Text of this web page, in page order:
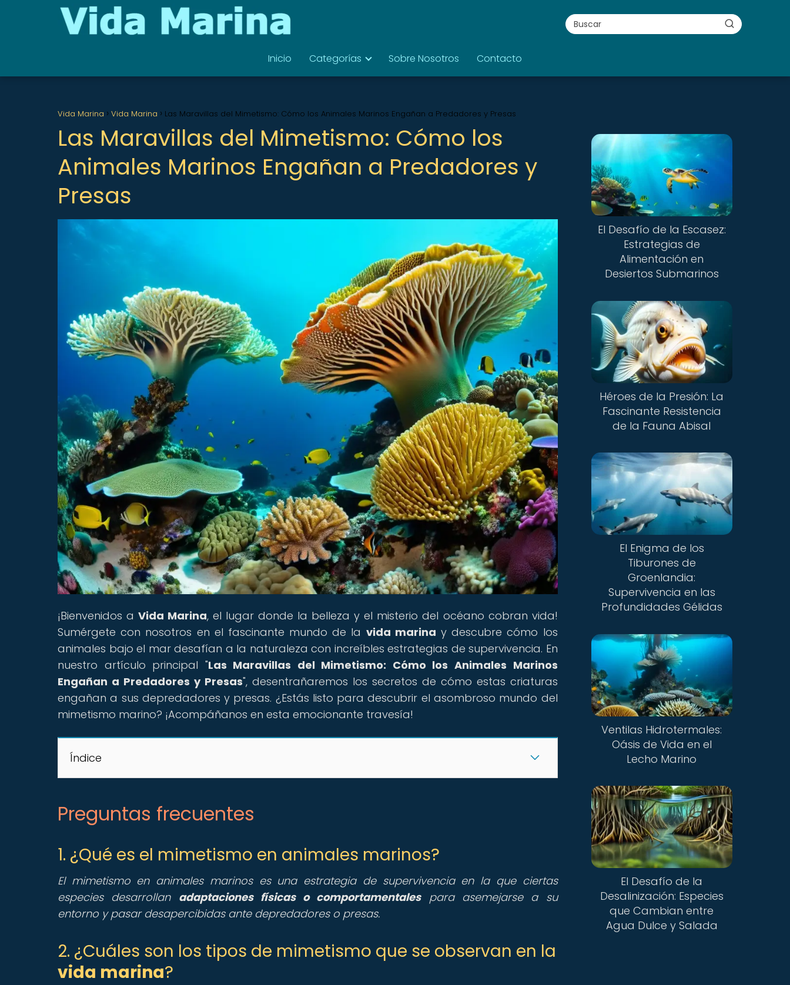
Inicio Categorías Sobre Nosotros Contacto
Vida Marina Vida Marina Las Maravillas del Mimetismo: Cómo los Animales Marinos Engañan a Predadores y Presas
Las Maravillas del Mimetismo: Cómo los
Animales Marinos Engañan a Predadores y
Presas
¡Bienvenidos aVida Marina, el lugar donde la belleza y el misterio del océano cobran vida!
Sumérgete con nosotros en el fascinante mundo de la vida marina y descubre cómo los
animales bajo el mar desafían a la naturaleza con increíbles estrategias de supervivencia. En
nuestro artículo principal "Las Maravillas del Mimetismo: Cómo los Animales Marinos
Engañan a Predadores y Presas", desentrañaremos los secretos de cómo estas criaturas
engañan a sus depredadores y presas. ¿Estás listo para descubrir el asombroso mundo del
mimetismo marino? ¡Acompáñanos en esta emocionante travesía!
Índice
Preguntas frecuentes
1. ¿Qué es el mimetismo en animales marinos?
El mimetismo en animales marinos es una estrategia de supervivencia en la que ciertas
especies desarrollan adaptaciones físicas o comportamentalespara asemejarse a su
entorno y pasar desapercibidas ante depredadores o presas.
2. ¿Cuáles son los tipos de mimetismo que se observan en la
vida marina?
El Desafío de la Escasez:
Estrategias de
Alimentación en
Desiertos Submarinos
Héroes de la Presión: La
Fascinante Resistencia
de la Fauna Abisal
El Enigma de los
Tiburones de
Groenlandia:
Supervivencia en las
Profundidades Gélidas
Ventilas Hidrotermales:
Oásis de Vida en el
Lecho Marino
El Desafío de la
Desalinización: Especies
que Cambian entre
Agua Dulce y Salada